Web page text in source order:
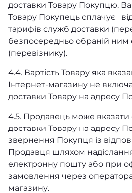
доставки Товару Покупцю.
Товару Покупець сплачує
тарифів служб доставки
безпосередньо обраній ним
(перевізнику).
4.4. Вартість Товару яка
Інтернет-магазину не
доставки Товару на адресу
4.5. Продавець може вказати
доставки Товару на адресу
звернення Покупця із
Продавця шляхом
електронну пошту або при
замовлення через
магазину.